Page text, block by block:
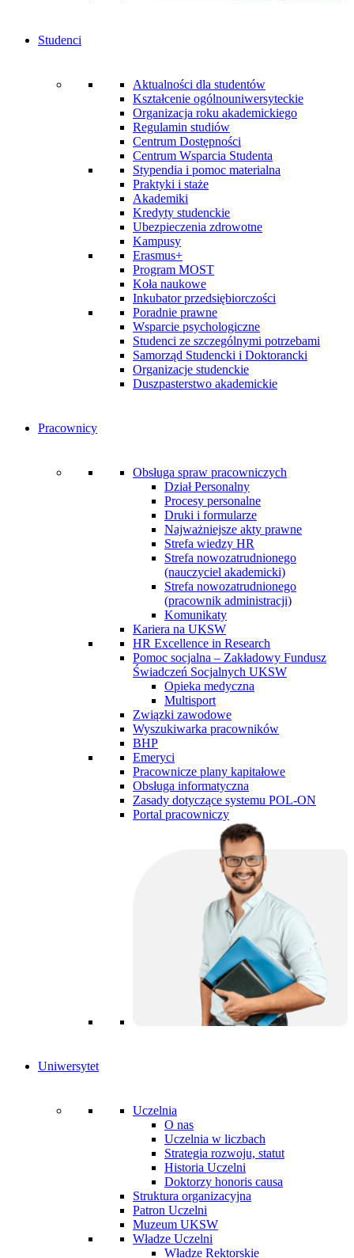
Studenci
Aktualności dla studentów
Kształcenie ogólnouniwersyteckie
Organizacja roku akademickiego
Regulamin studiów
Centrum Dostępności
Centrum Wsparcia Studenta
Stypendia i pomoc materialna
Praktyki i staże
Akademiki
Kredyty studenckie
Ubezpieczenia zdrowotne
Kampusy
Erasmus+
Program MOST
Koła naukowe
Inkubator przedsiębiorczości
Poradnie prawne
Wsparcie psychologiczne
Studenci ze szczególnymi potrzebami
Samorząd Studencki i Doktorancki
Organizacje studenckie
Duszpasterstwo akademickie
Pracownicy
Obsługa spraw pracowniczych
Dział Personalny
Procesy personalne
Druki i formularze
Najważniejsze akty prawne
Strefa wiedzy HR
Strefa nowozatrudnionego
(nauczyciel akademicki)
Strefa nowozatrudnionego
(pracownik administracji)
Komunikaty
Kariera na UKSW
HR Excellence in Research
Pomoc socjalna – Zakładowy Fundusz
Świadczeń Socjalnych UKSW
Opieka medyczna
Multisport
Związki zawodowe
Wyszukiwarka pracowników
BHP
Emeryci
Pracownicze plany kapitałowe
Obsługa informatyczna
Zasady dotyczące systemu POL-ON
Portal pracowniczy
Uniwersytet
Uczelnia
O nas
Uczelnia w liczbach
Strategia rozwoju, statut
Historia Uczelni
Doktorzy honoris causa
Struktura organizacyjna
Patron Uczelni
Muzeum UKSW
Władze Uczelni
Władze Rektorskie